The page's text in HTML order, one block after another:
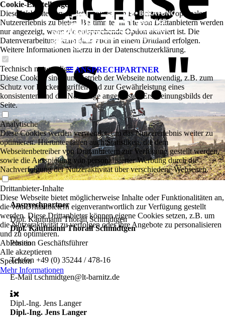
ANSPRECHPARTNER
ns ..."
Ansprechpartner
Dipl. Kaufmann Thoralf Schmidtgen
Dipl. Kaufmann Thoralf Schmidtgen
Position Geschäftsführer
Telefon +49 (0) 35244 / 478-16
E-Mail t.schmidtgen@lt-barnitz.de
Dipl.-Ing. Jens Langer
Dipl.-Ing. Jens Langer
Cookie-Einstellungen
Diese Webseite verwendet Cookies, um Besuchern ein optimales
Nutzererlebnis zu bieten. Bestimmte Inhalte von Drittanbietern werden
nur angezeigt, wenn die entsprechende Option aktiviert ist. Die
Datenverarbeitung kann dann auch in einem Drittland erfolgen.
Weitere Informationen hierzu in der Datenschutzerklärung.
Technisch notwendige
Diese Cookies sind zum Betrieb der Webseite notwendig, z.B. zum
Schutz vor Hackerangriffen und zur Gewährleistung eines
konsistenten und der Nachfrage angepassten Erscheinungsbilds der
Seite.
Analytische
Diese Cookies werden verwendet, um das Nutzererlebnis weiter zu
optimieren. Hierunter fallen auch Statistiken, die dem
Webseitenbetreiber von Drittanbietern zur Verfügung gestellt werden,
sowie die Ausspielung von personalisierter Werbung durch die
Nachverfolgung der Nutzeraktivität über verschiedene Webseiten.
Drittanbieter-Inhalte
Diese Webseite bietet möglicherweise Inhalte oder Funktionalitäten an,
die von Drittanbietern eigenverantwortlich zur Verfügung gestellt
werden. Diese Drittanbieter können eigene Cookies setzen, z.B. um
die Nutzeraktivität zu verfolgen oder ihre Angebote zu personalisieren
und zu optimieren.
Ablehnen
Alle akzeptieren
Speichern
Mehr Informationen